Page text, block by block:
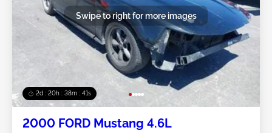
2d : 20h : 38m : 38s
Swipe to right for more images
2000 FORD Mustang 4.6L